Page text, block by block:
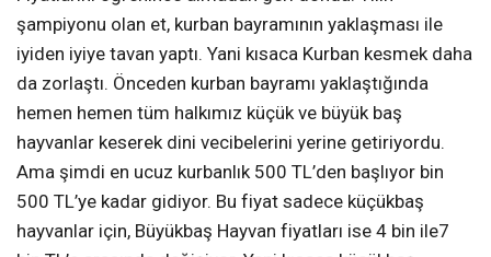
şampiyonu olan et, kurban bayramının yaklaşması ile
iyiden iyiye tavan yaptı. Yani kısaca Kurban kesmek daha
da zorlaştı. Önceden kurban bayramı yaklaştığında
hemen hemen tüm halkımız küçük ve büyük baş
hayvanlar keserek dini vecibelerini yerine getiriyordu.
Ama şimdi en ucuz kurbanlık 500 TL’den başlıyor bin
500 TL’ye kadar gidiyor. Bu fiyat sadece küçükbaş
hayvanlar için, Büyükbaş Hayvan fiyatları ise 4 bin ile7